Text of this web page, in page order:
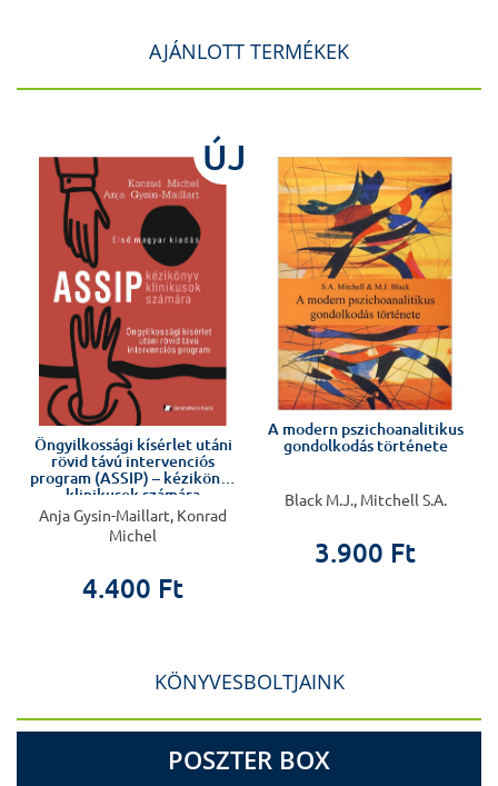
AJÁNLOTT TERMÉKEK
ÚJ
Öngyilkossági kísérlet utáni
rövid távú intervenciós
program (ASSIP) – kézikönyv
klinikusok számára
Anja Gysin-Maillart, Konrad
Michel
4.400 Ft
A modern pszichoanalitikus
gondolkodás története
Black M.J., Mitchell S.A.
3.900 Ft
KÖNYVESBOLTJAINK
POSZTER BOX